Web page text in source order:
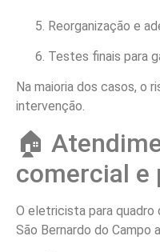
Reorganização e
Testes finais para
Na maioria dos casos, o
intervenção.
🏠
comercial e
O eletricista para quadro
São Bernardo do Campo